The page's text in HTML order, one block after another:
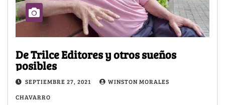
De Trilce Editores y otros sueños
posibles
SEPTIEMBRE 27, 2021
WINSTON MORALES
CHAVARRO